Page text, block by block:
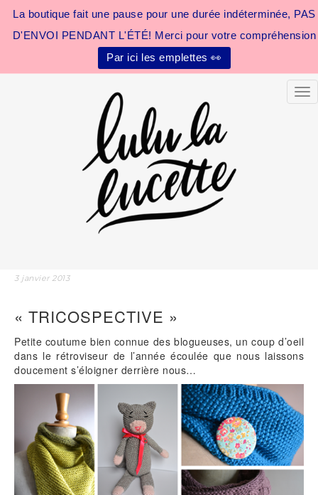
La boutique fait une pause pour une durée indéterminée, PAS
D'ENVOI PENDANT L'ÉTÉ! Merci pour votre compréhension
Par ici les emplettes 👀
3 janvier 2013
« TRICOSPECTIVE »
Petite coutume bien connue des blogueuses, un coup d’oeil
dans le rétroviseur de l’année écoulée que nous laissons
doucement s’éloigner derrière nous…